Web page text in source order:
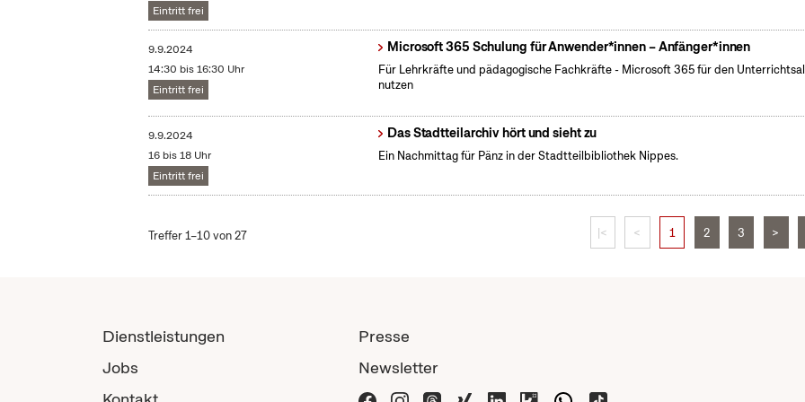
Eintritt frei
9.9.2024
14:30 bis 16:30 Uhr
Eintritt frei
Microsoft 365 Schulung für Anwender*innen – Anfänger*innen
Für Lehrkräfte und pädagogische Fachkräfte - Microsoft 365 für den
nutzen
9.9.2024
16 bis 18 Uhr
Eintritt frei
Das Stadtteilarchiv hört und sieht zu
Ein Nachmittag für Pänz in der Stadtteilbibliothek Nippes.
Treffer 1–10 von 27 |< < 1 2 3 >
Dienstleistungen
Jobs
Presse
Newsletter